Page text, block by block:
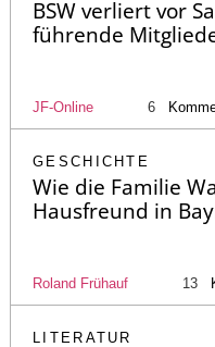
BSW verliert vor
führende
JF-Online 6
GESCHICHTE
Wie die Familie
Hausfreund in
Roland Frühauf 13
LITERATUR